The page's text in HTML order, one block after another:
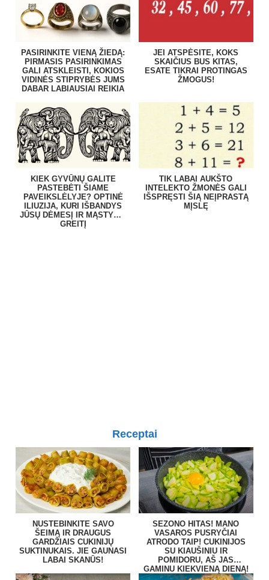
PASIRINKITE VIENĄ ŽIEDĄ:
PIRMASIS PASIRINKIMAS
GALI ATSKLEISTI, KOKIOS
VIDINĖS STIPRYBĖS JUMS
DABAR LABIAUSIAI REIKIA
JEI ATSPĖSITE, KOKS
SKAIČIUS BUS KITAS,
ESATE TIKRAI PROTINGAS
ŽMOGUS!
KIEK GYVŪNŲ GALITE
PASTEBĖTI ŠIAME
PAVEIKSLĖLYJE? OPTINĖ
ILIUZIJA, KURI IŠBANDYS
JŪSŲ DĖMESĮ IR MĄSTYMO
GREITĮ
TIK LABAI AUKŠTO
INTELEKTO ŽMONĖS GALI
IŠSPRĘSTI ŠIĄ NEĮPRASTĄ
MĮSLĘ
Receptai
NUSTEBINKITE SAVO
ŠEIMĄ IR DRAUGUS
GARDŽIAIS CUKINIJŲ
SUKTINUKAIS. JIE GAUNASI
LABAI SKANŪS!
SEZONO HITAS! MANO
VASAROS PUSRYČIAI
ATRODO TAIP! CUKINIJOS
SU KIAUŠINIU IR
POMIDORU, AŠ JAS
GAMINU KIEKVIENĄ DIENĄ!